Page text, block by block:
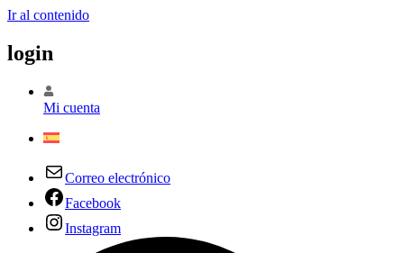
Ir al contenido
login
Mi cuenta
Correo electrónico
Facebook
Instagram